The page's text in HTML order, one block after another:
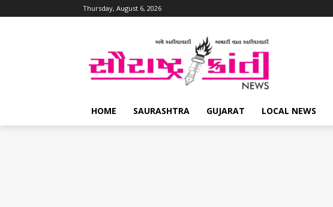
Thursday, August 6, 2026
HOME SAURASHTRA GUJARAT LOCAL NEWS